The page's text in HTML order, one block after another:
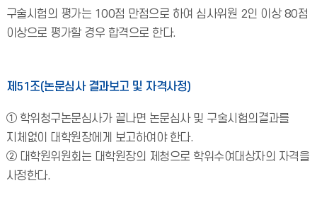
구술시험의 평가는 100점 만점으로 하여 심사위원 2인 이상 80점
이상으로 평가할 경우 합격으로 한다.
제51조(논문심사 결과보고 및 자격사정)
① 학위청구논문심사가 끝나면 논문심사 및 구술시험의결과를
지체없이 대학원장에게 보고하여야 한다.
② 대학원위원회는 대학원장의 제청으로 학위수여대상자의 자격을
사정한다.